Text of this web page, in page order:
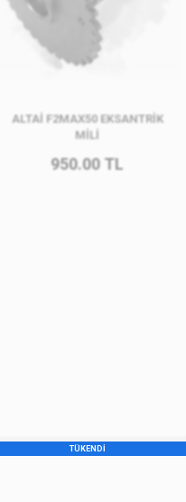
ALTAİ F2MAX50 EKSANTRİK
MİLİ
950.00 TL
TÜKENDİ